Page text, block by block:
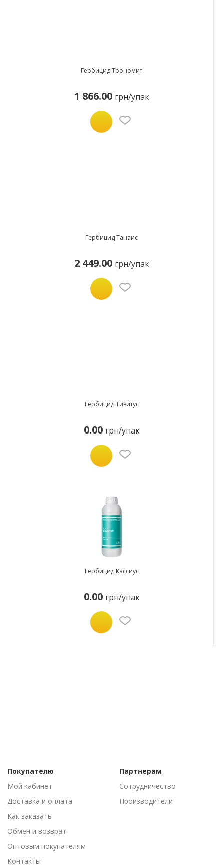
Гербицид Трономит
1 866.00 грн/упак
Гербицид Танаис
2 449.00 грн/упак
Гербицид Тивитус
0.00 грн/упак
Гербицид Кассиус
0.00 грн/упак
Покупателю
Мой кабинет
Доставка и оплата
Как заказать
Обмен и возврат
Оптовым покупателям
Контакты
Партнерам
Сотрудничество
Производители